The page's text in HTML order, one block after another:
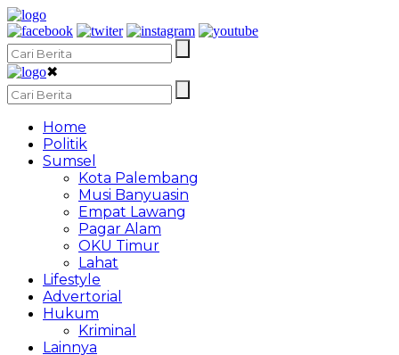
✖
Home
Politik
Sumsel
Kota Palembang
Musi Banyuasin
Empat Lawang
Pagar Alam
OKU Timur
Lahat
Lifestyle
Advertorial
Hukum
Kriminal
Lainnya